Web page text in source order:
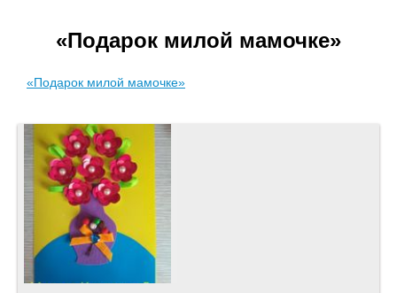
«Подарок милой мамочке»
«Подарок милой мамочке»